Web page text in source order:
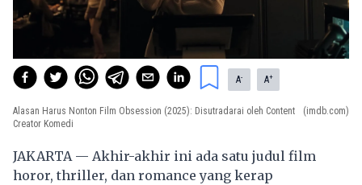
A- A+
Alasan Harus Nonton Film Obsession (2025): Disutradarai oleh Content
Creator Komedi
(imdb.com)
JAKARTA — Akhir-akhir ini ada satu judul film
horor, thriller, dan romance yang kerap